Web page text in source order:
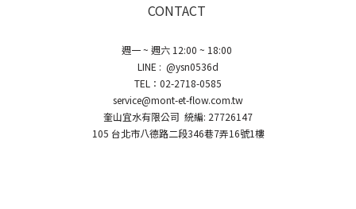
CONTACT
週一 ~ 週六 12:00 ~ 18:00
LINE : @ysn0536d
TEL：02-2718-0585
service@mont-et-flow.com.tw
奎山宜水有限公司 統編: 27726147
105 台北市八德路二段346巷7弄16號1樓